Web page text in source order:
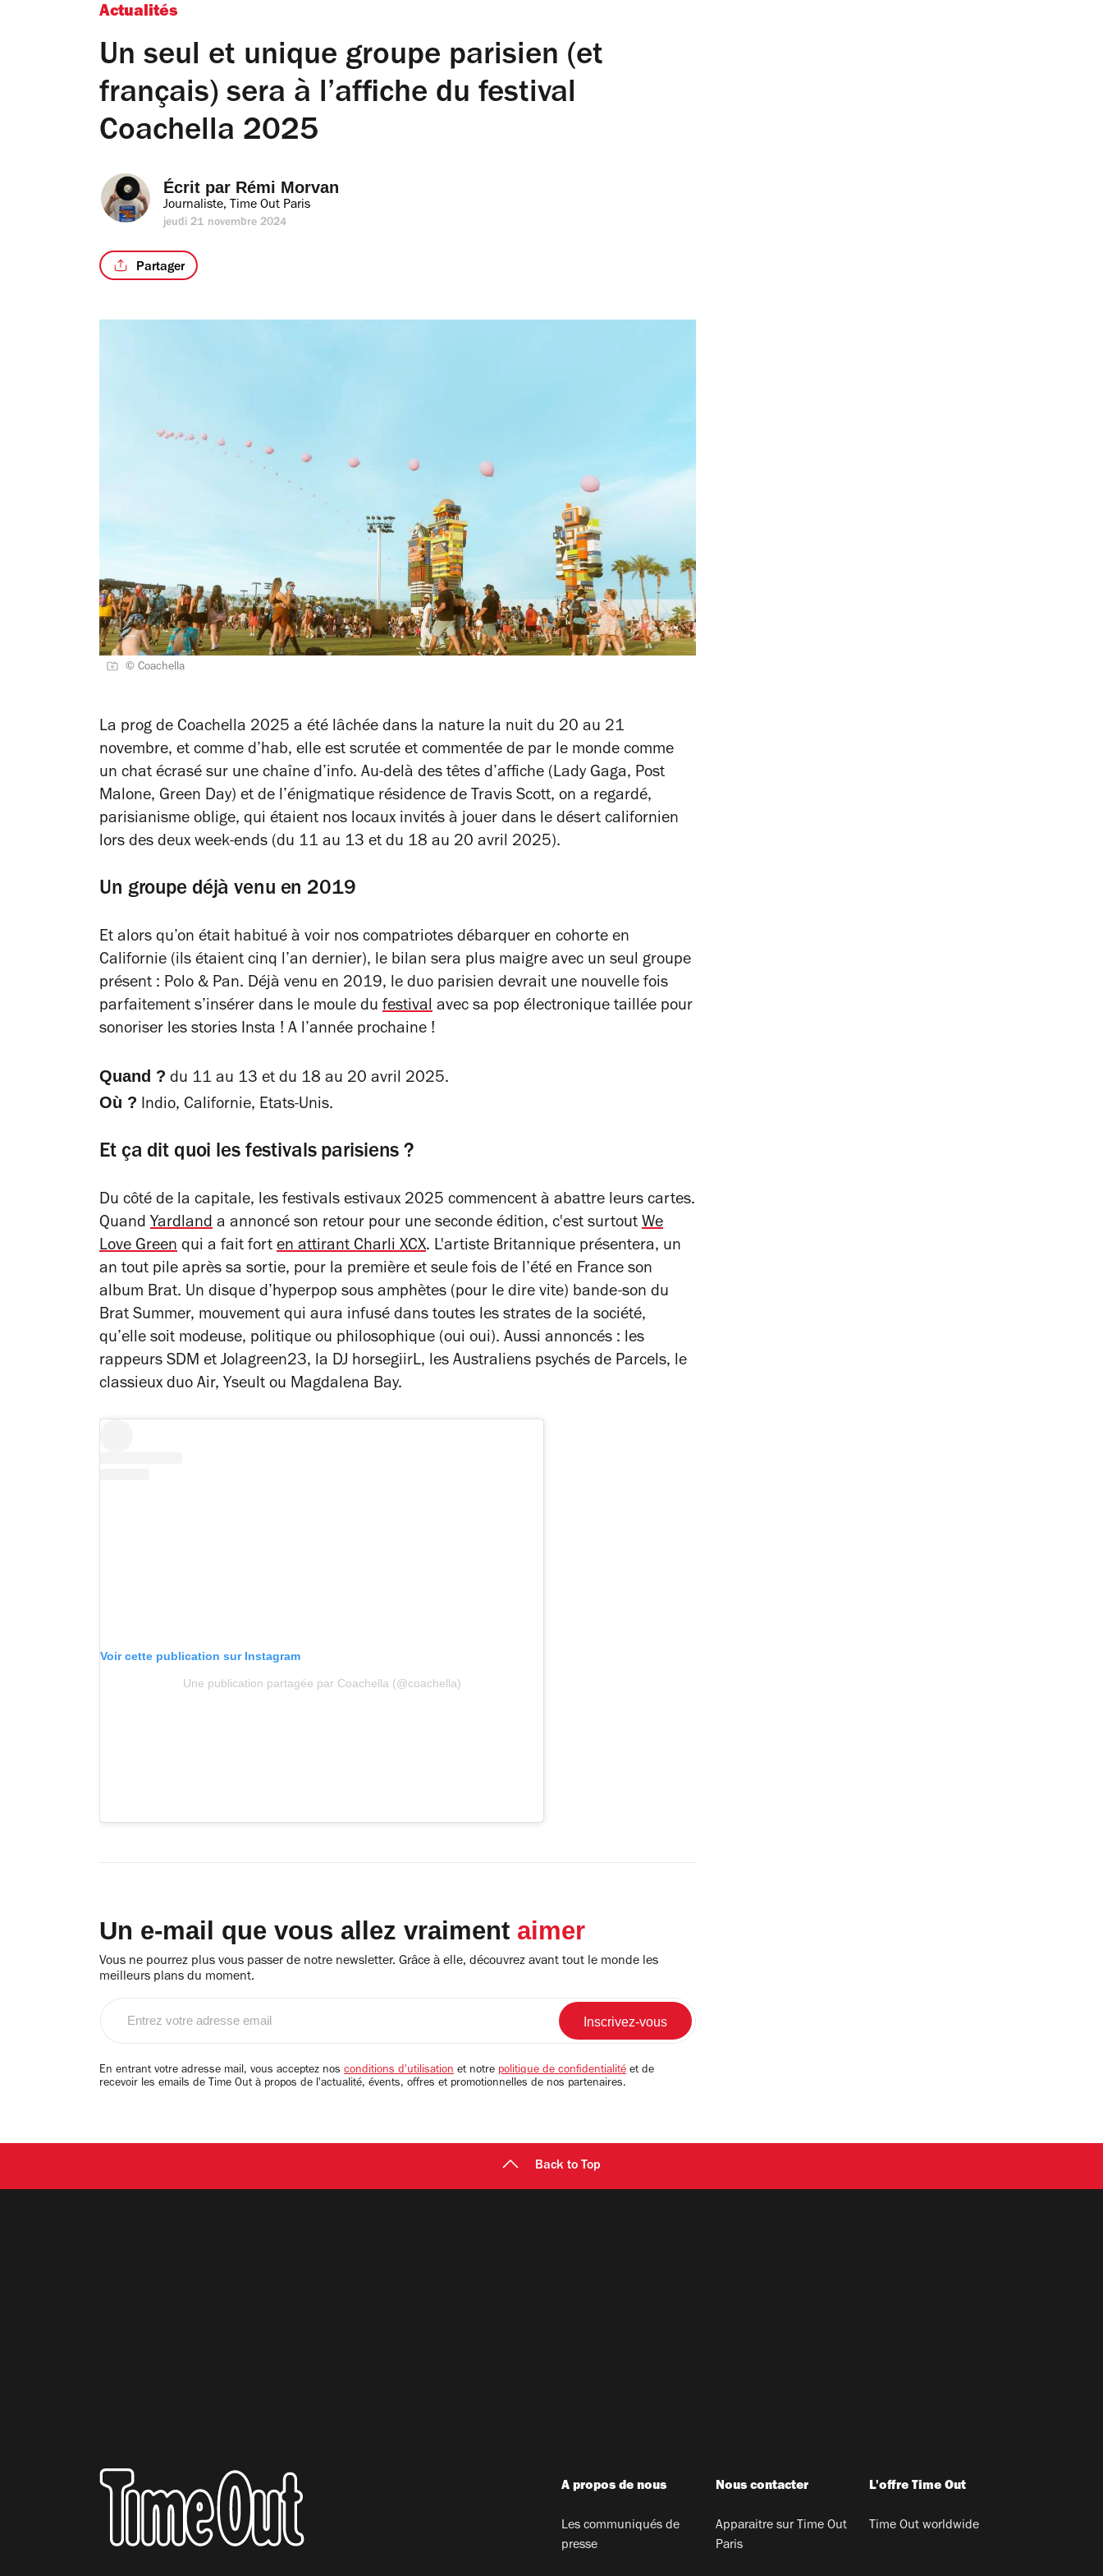
Actualités
Un seul et unique groupe parisien (et
français) sera à l’affiche du festival
Coachella 2025
Écrit par Rémi Morvan
Journaliste, Time Out Paris
jeudi 21 novembre 2024
Partager
© Coachella
La prog de Coachella 2025 a été lâchée dans la nature la nuit du 20 au 21
novembre, et comme d’hab, elle est scrutée et commentée de par le monde comme
un chat écrasé sur une chaîne d’info. Au-delà des têtes d’affiche (Lady Gaga, Post
Malone, Green Day) et de l’énigmatique résidence de Travis Scott, on a regardé,
parisianisme oblige, qui étaient nos locaux invités à jouer dans le désert californien
lors des deux week-ends (du 11 au 13 et du 18 au 20 avril 2025).
Un groupe déjà venu en 2019
Et alors qu’on était habitué à voir nos compatriotes débarquer en cohorte en
Californie (ils étaient cinq l’an dernier), le bilan sera plus maigre avec un seul groupe
présent : Polo & Pan. Déjà venu en 2019, le duo parisien devrait une nouvelle fois
parfaitement s’insérer dans le moule du festival avec sa pop électronique taillée pour
sonoriser les stories Insta ! A l’année prochaine !
Quand ? du 11 au 13 et du 18 au 20 avril 2025.
Où ? Indio, Californie, Etats-Unis.
Et ça dit quoi les festivals parisiens ?
Du côté de la capitale, les festivals estivaux 2025 commencent à abattre leurs cartes.
Quand Yardland a annoncé son retour pour une seconde édition, c'est surtout We
Love Green qui a fait fort en attirant Charli XCX. L'artiste Britannique présentera, un
an tout pile après sa sortie, pour la première et seule fois de l’été en France son
album Brat. Un disque d’hyperpop sous amphètes (pour le dire vite) bande-son du
Brat Summer, mouvement qui aura infusé dans toutes les strates de la société,
qu’elle soit modeuse, politique ou philosophique (oui oui). Aussi annoncés : les
rappeurs SDM et Jolagreen23, la DJ horsegiirL, les Australiens psychés de Parcels, le
classieux duo Air, Yseult ou Magdalena Bay.
Voir cette publication sur Instagram
Une publication partagée par Coachella (@coachella)
Un e-mail que vous allez vraiment aimer
Vous ne pourrez plus vous passer de notre newsletter. Grâce à elle, découvrez avant tout le monde les
meilleurs plans du moment.
email
En entrant votre adresse mail, vous acceptez nos conditions d'utilisation et notre politique de confidentialité et de
recevoir les emails de Time Out à propos de l'actualité, évents, offres et promotionnelles de nos partenaires.
Back to Top
A propos de nous
Les communiqués de
presse
Nous contacter
Apparaitre sur Time Out
Paris
L'offre Time Out
Time Out worldwide